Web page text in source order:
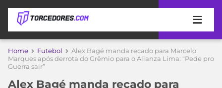
APOSTAS
DICAS
DE
ÚLTIMAS
Home Futebol
Alex Bagé manda recado para Marcelo
Marques após derrota do Grêmio para o Alianza Lima: “Pede pro
Guerra sair”
Alex Bagé manda recado para